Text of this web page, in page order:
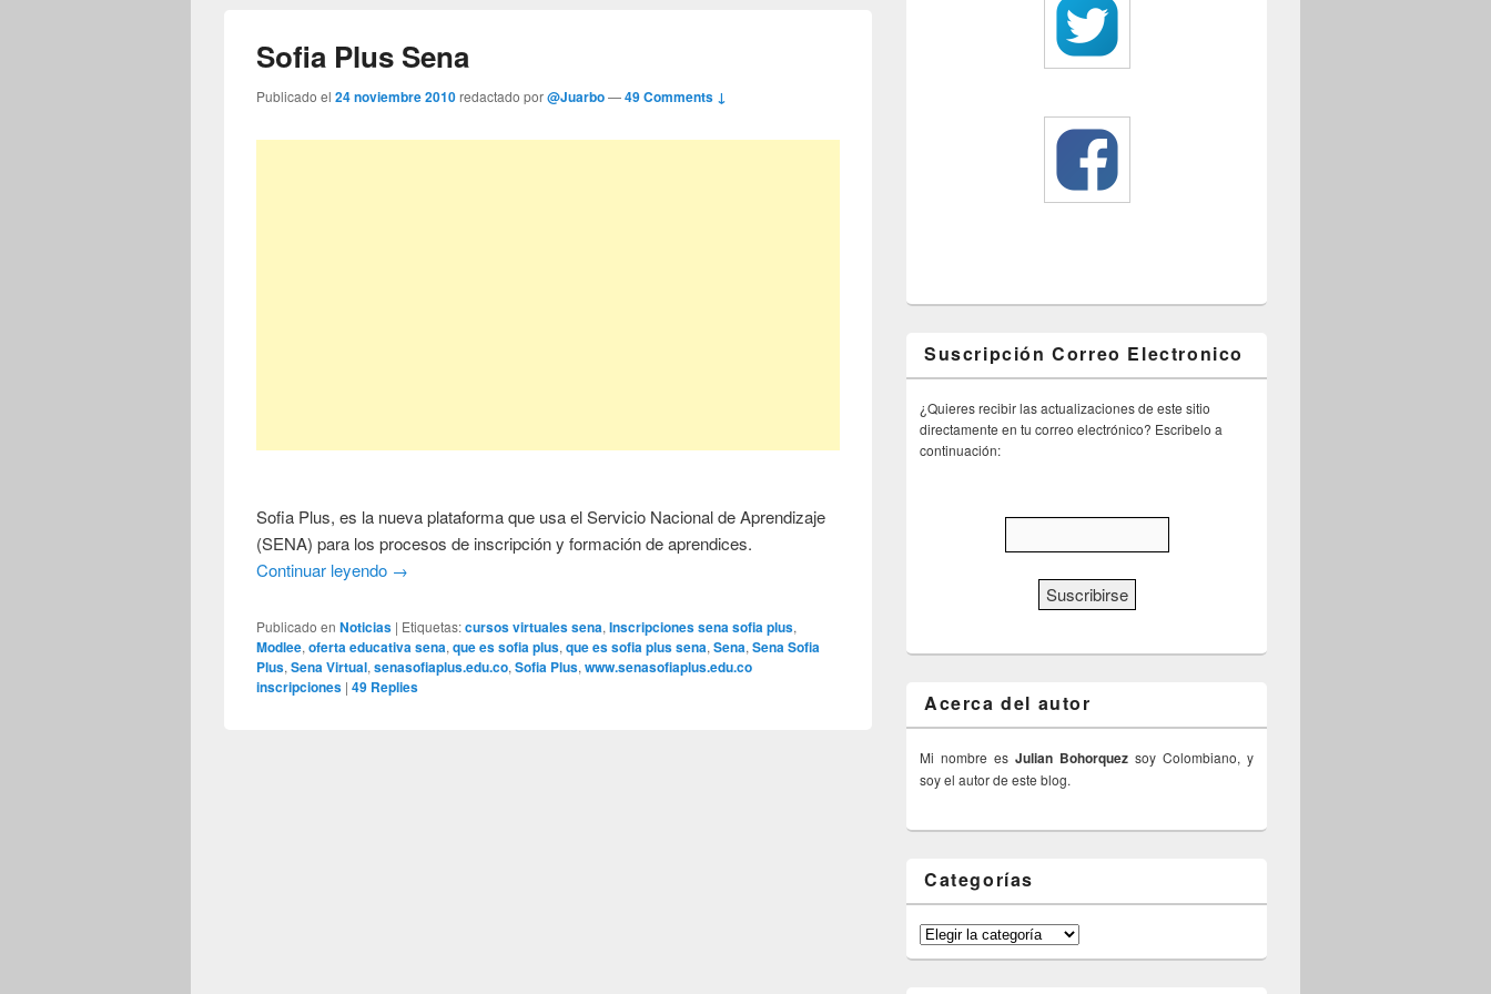
Sofia Plus Sena
Publicado el24 noviembre 2010redactado por@Juarbo—49 Comments ↓
Sofia Plus, es la nueva plataforma que usa el Servicio Nacional de Aprendizaje
(SENA) para los procesos de inscripción y formación de aprendices.
Continuar leyendo →
Publicado en Noticias | Etiquetas:cursos virtuales sena,Inscripciones sena sofia plus,
Modlee,oferta educativa sena,que es sofia plus,que es sofia plus sena,Sena,Sena Sofia
Plus,Sena Virtual,senasofiaplus.edu.co,Sofia Plus,www.senasofiaplus.edu.co
inscripciones |49 Replies
Suscripción Correo Electronico
¿Quieres recibir las actualizaciones de este sitio
directamente en tu correo electrónico? Escribelo a
continuación:
Acerca del autor
Mi nombre es Julian Bohorquez soy Colombiano, y
soy el autor de este blog.
Categorías
Categorías